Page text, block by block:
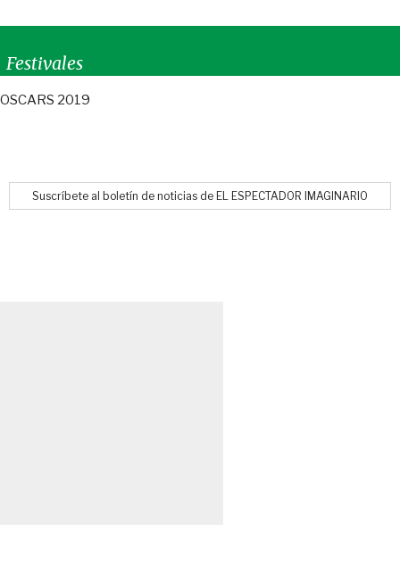
Festivales
OSCARS 2019
Suscríbete al boletín de noticias de EL ESPECTADOR IMAGINARIO